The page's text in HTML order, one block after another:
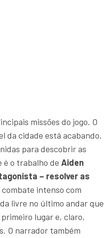
missões do jogo. O
da cidade está acabando,
para descobrir as
é o trabalho de Aiden
– resolver as
intenso com
livre no último andar que
lugar e, claro,
O narrador também